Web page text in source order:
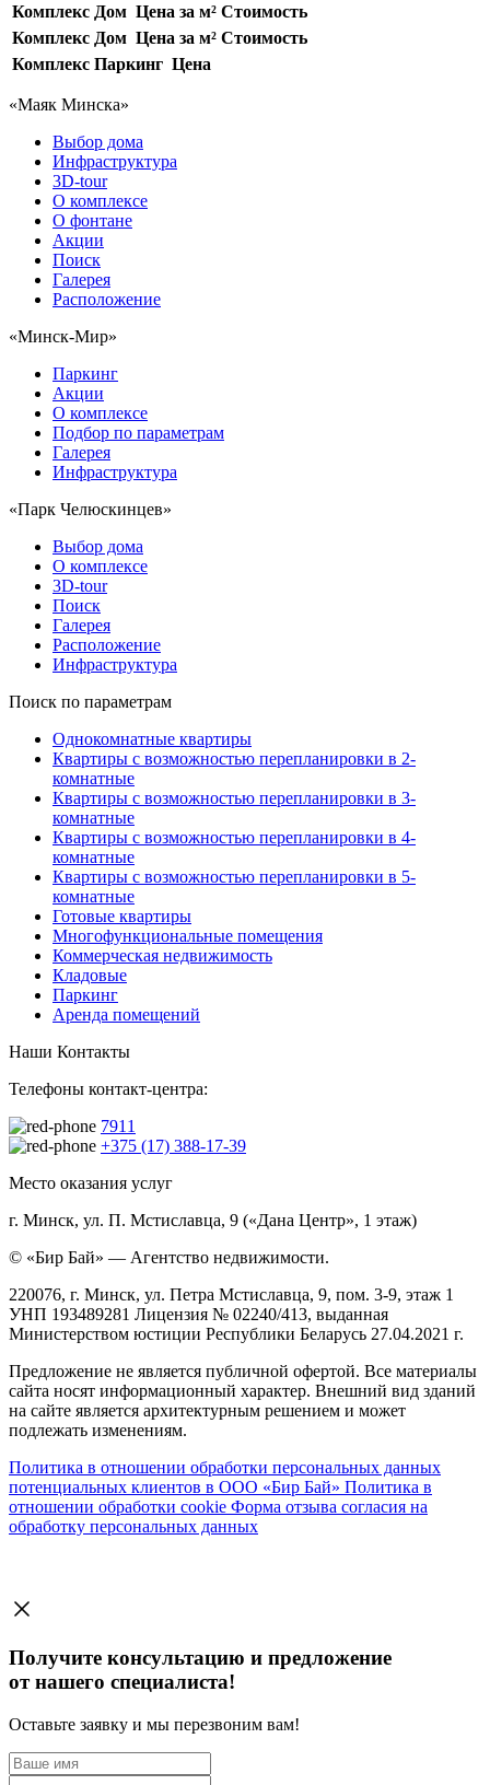
Комплекс Дом Цена за м² Стоимость
Комплекс Дом Цена за м² Стоимость
Комплекс Паркинг Цена
«Маяк Минска»
Выбор дома
Инфраструктура
3D-tour
О комплексе
О фонтане
Акции
Поиск
Галерея
Расположение
«Минск-Мир»
Паркинг
Акции
О комплексе
Подбор по параметрам
Галерея
Инфраструктура
«Парк Челюскинцев»
Выбор дома
О комплексе
3D-tour
Поиск
Галерея
Расположение
Инфраструктура
Поиск по параметрам
Однокомнатные квартиры
Квартиры с возможностью перепланировки в 2-
комнатные
Квартиры с возможностью перепланировки в 3-
комнатные
Квартиры с возможностью перепланировки в 4-
комнатные
Квартиры с возможностью перепланировки в 5-
комнатные
Готовые квартиры
Многофункциональные помещения
Коммерческая недвижимость
Кладовые
Паркинг
Аренда помещений
Наши Контакты
Телефоны контакт-центра:
7911
+375 (17) 388-17-39
Место оказания услуг
г. Минск, ул. П. Мстиславца, 9 («Дана Центр», 1 этаж)
© «Бир Бай» — Агентство недвижимости.
220076, г. Минск, ул. Петра Мстиславца, 9, пом. 3-9, этаж 1
УНП 193489281 Лицензия № 02240/413, выданная
Министерством юстиции Республики Беларусь 27.04.2021 г.
Предложение не является публичной офертой. Все материалы
сайта носят информационный характер. Внешний вид зданий
на сайте является архитектурным решением и может
подлежать изменениям.
Политика в отношении обработки персональных данных
потенциальных клиентов в ООО «Бир Бай» Политика в
отношении обработки cookie Форма отзыва согласия на
обработку персональных данных
Получите консультацию и предложение
от нашего специалиста!
Оставьте заявку и мы перезвоним вам!